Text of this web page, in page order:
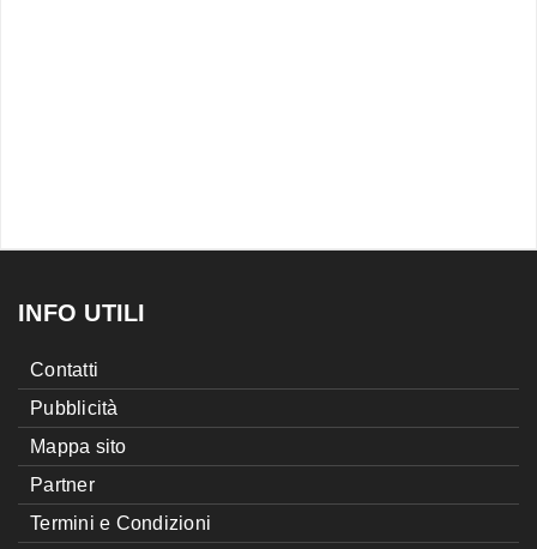
INFO UTILI
Contatti
Pubblicità
Mappa sito
Partner
Termini e Condizioni